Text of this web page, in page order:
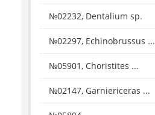
№02232, Dentalium sp.
№02297, Echinobrussus ...
№05901, Choristites ...
№02147, Garniericeras ...